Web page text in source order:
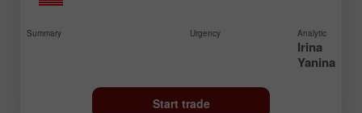
Summary Urgency Analytic
Irina
Yanina
Start trade